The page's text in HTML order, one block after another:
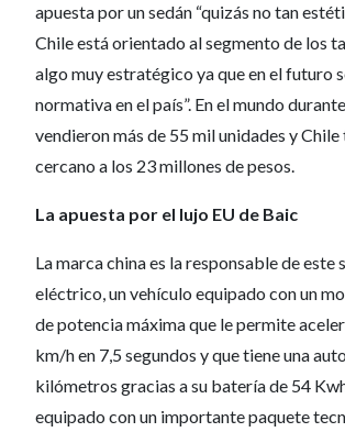
apuesta por un sedán “quizás no tan
Chile está orientado al segmento de los
algo muy estratégico ya que en el futuro
normativa en el país”. En el mundo
vendieron más de 55 mil unidades y
cercano a los 23 millones de pesos.
La apuesta por el lujo EU de Baic
La marca china es la responsable de este
eléctrico, un vehículo equipado con un
de potencia máxima que le permite
km/h en 7,5 segundos y que tiene una
kilómetros gracias a su batería de 54
equipado con un importante paquete